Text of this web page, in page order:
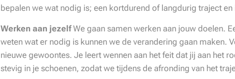
bepalen we wat nodig is; een kortdurend of langdurig traject
Werken aan jezelfWe gaan samen werken aan jouw doelen.
weten wat er nodig is kunnen we de verandering gaan maken.
nieuwe gewoontes. Je leert wennen aan het feit dat jij aan het
stevig in je schoenen, zodat we tijdens de afronding van het